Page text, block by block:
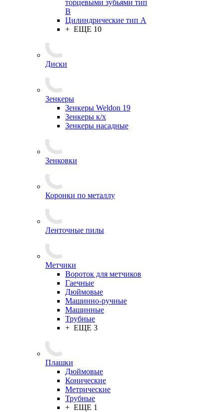
торцевыми зубьями тип
B
Цилиндрические тип А
+ ЕЩЕ 10
Диски
Зенкеры
Зенкеры Weldon 19
Зенкеры к/х
Зенкеры насадные
Зенковки
Коронки по металлу
Ленточные пилы
Метчики
Вороток для метчиков
Гаечные
Дюймовые
Машинно-ручные
Машинные
Трубные
+ ЕЩЕ 3
Плашки
Дюймовые
Конические
Метрические
Трубные
+ ЕЩЕ 1